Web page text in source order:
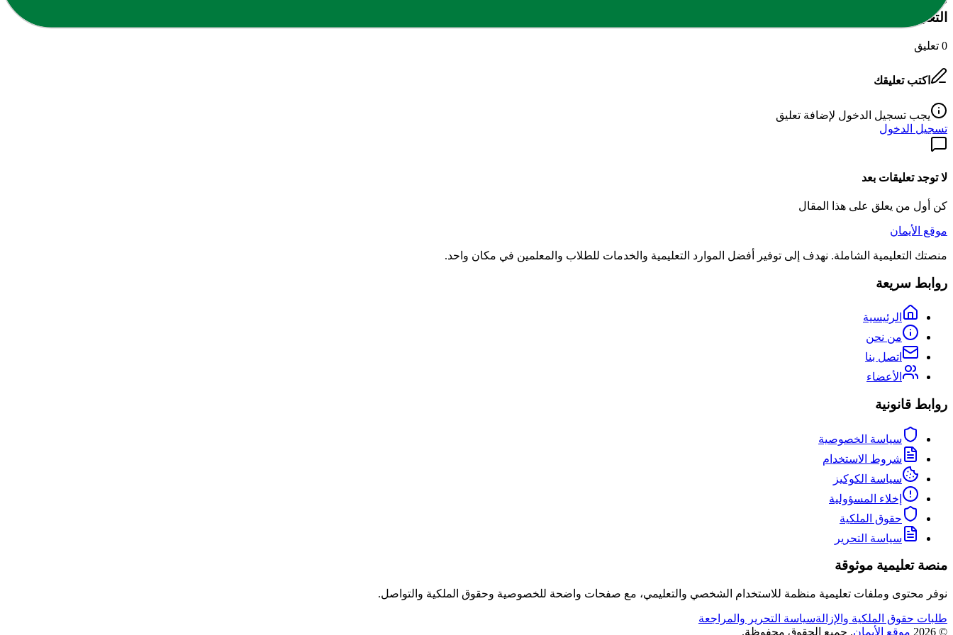
التعليقات
0 تعليق
اكتب تعليقك
يجب تسجيل الدخول لإضافة تعليق
تسجيل الدخول
لا توجد تعليقات بعد
كن أول من يعلق على هذا المقال
موقع الأيمان
منصتك التعليمية الشاملة. نهدف إلى توفير أفضل الموارد التعليمية والخدمات للطلاب والمعلمين في مكان واحد.
روابط سريعة
الرئيسية
من نحن
اتصل بنا
الأعضاء
روابط قانونية
سياسة الخصوصية
شروط الاستخدام
سياسة الكوكيز
إخلاء المسؤولية
حقوق الملكية
سياسة التحرير
منصة تعليمية موثوقة
نوفر محتوى وملفات تعليمية منظمة للاستخدام الشخصي والتعليمي، مع صفحات واضحة للخصوصية وحقوق الملكية والتواصل.
طلبات حقوق الملكية والإزالةسياسة التحرير والمراجعة
©
2026 موقع الأيمان. جميع الحقوق محفوظة.